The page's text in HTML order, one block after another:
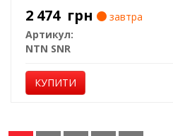
2 474 грн
завтра
Артикул:
NTN SNR
КУПИТИ